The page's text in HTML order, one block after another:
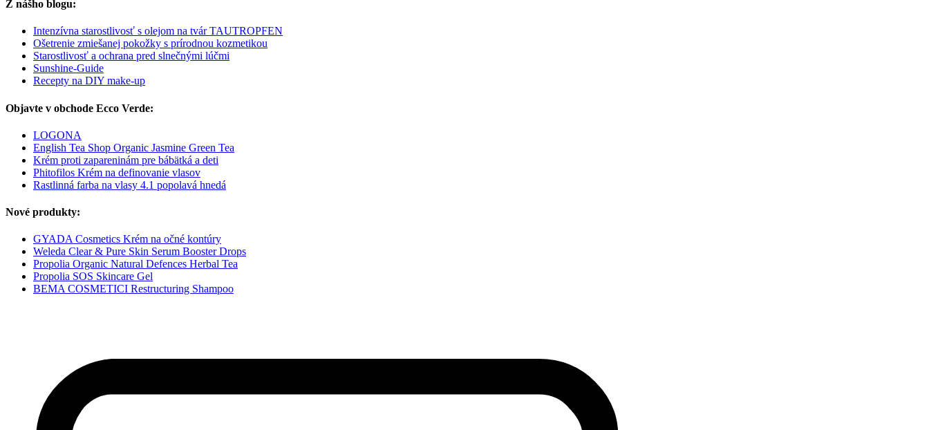
Z nášho blogu:
Intenzívna starostlivosť s olejom na tvár TAUTROPFEN
Ošetrenie zmiešanej pokožky s prírodnou kozmetikou
Starostlivosť a ochrana pred slnečnými lúčmi
Sunshine-Guide
Recepty na DIY make-up
Objavte v obchode Ecco Verde:
LOGONA
English Tea Shop Organic Jasmine Green Tea
Krém proti zapareninám pre bábätká a deti
Phitofilos Krém na definovanie vlasov
Rastlinná farba na vlasy 4.1 popolavá hnedá
Nové produkty:
GYADA Cosmetics Krém na očné kontúry
Weleda Clear & Pure Skin Serum Booster Drops
Propolia Organic Natural Defences Herbal Tea
Propolia SOS Skincare Gel
BEMA COSMETICI Restructuring Shampoo